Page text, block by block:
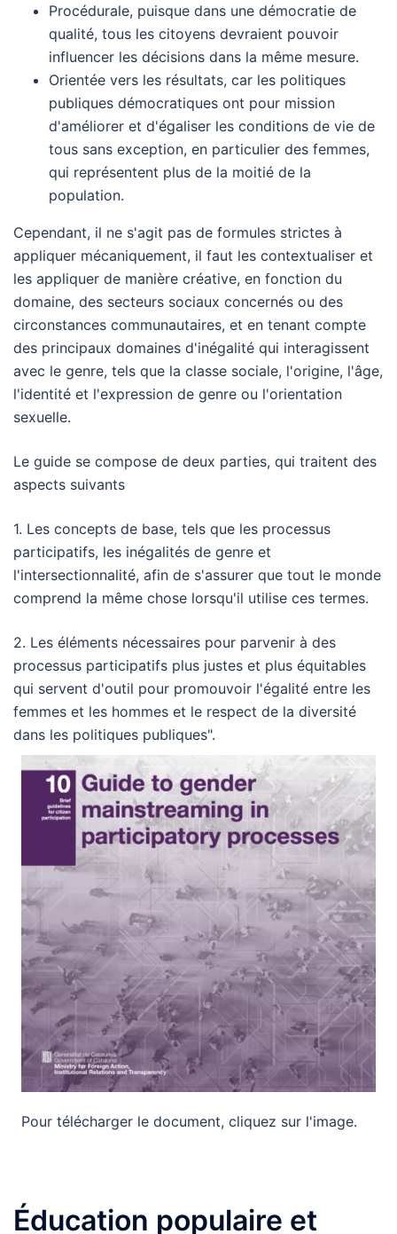
Procédurale, puisque dans une démocratie de
qualité, tous les citoyens devraient pouvoir
influencer les décisions dans la même mesure.
Orientée vers les résultats, car les politiques
publiques démocratiques ont pour mission
d'améliorer et d'égaliser les conditions de vie de
tous sans exception, en particulier des femmes,
qui représentent plus de la moitié de la
population.
Cependant, il ne s'agit pas de formules strictes à
appliquer mécaniquement, il faut les contextualiser et
les appliquer de manière créative, en fonction du
domaine, des secteurs sociaux concernés ou des
circonstances communautaires, et en tenant compte
des principaux domaines d'inégalité qui interagissent
avec le genre, tels que la classe sociale, l'origine, l'âge,
l'identité et l'expression de genre ou l'orientation
sexuelle.
Le guide se compose de deux parties, qui traitent des
aspects suivants
1. Les concepts de base, tels que les processus
participatifs, les inégalités de genre et
l'intersectionnalité, afin de s'assurer que tout le monde
comprend la même chose lorsqu'il utilise ces termes.
2. Les éléments nécessaires pour parvenir à des
processus participatifs plus justes et plus équitables
qui servent d'outil pour promouvoir l'égalité entre les
femmes et les hommes et le respect de la diversité
dans les politiques publiques".
Pour télécharger le document, cliquez sur l'image.
Éducation populaire et